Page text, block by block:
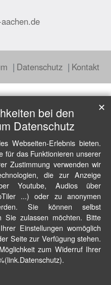
Datenschutz Kontakt
bei den
Datenschutz
Webseiten-Erlebnis bieten.
für das Funktionieren unserer
Zustimmung verwenden wir
die zur Anzeige
Youtube, Audios über
...) oder zu anonymen
Sie können selbst
Sie zulassen möchten. Bitte
Einstellungen womöglich
Seite zur Verfügung stehen.
zum Widerruf Ihrer
✕